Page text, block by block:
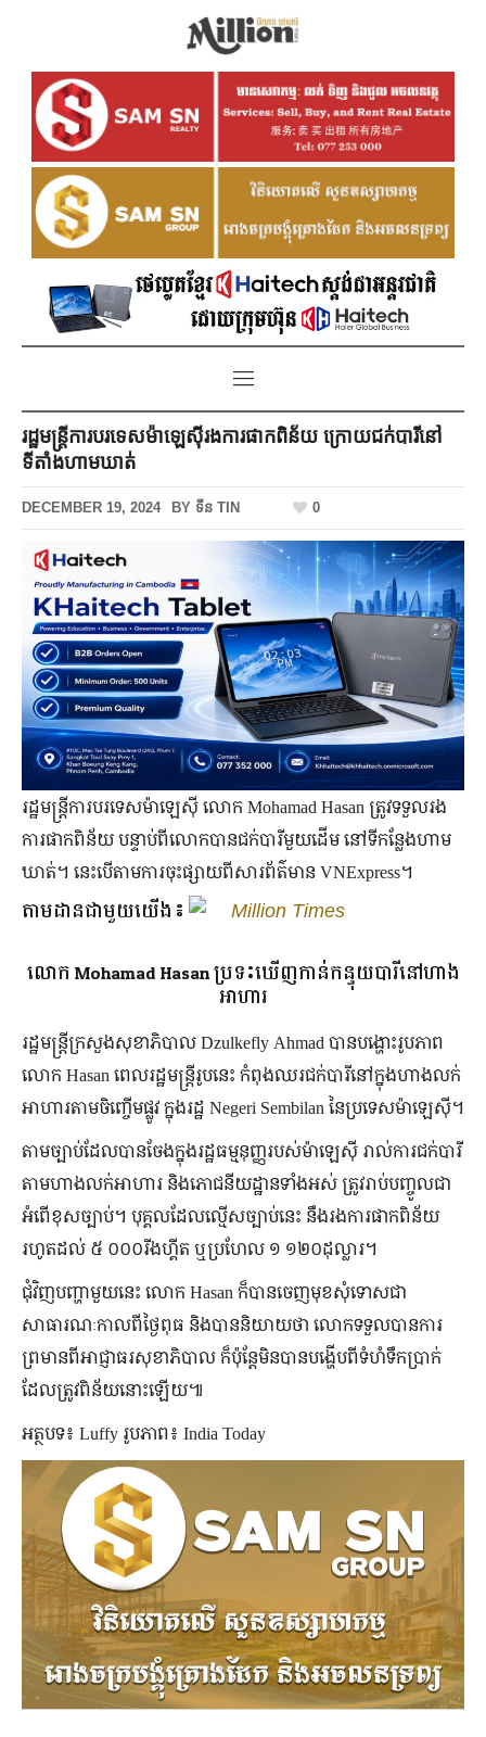
រដ្ឋមន្ត្រីការបរទេសម៉ាឡេស៊ីរងការផាកពិន័យ ក្រោយជក់បារីនៅ
ទីតាំងហាមឃាត់
DECEMBER 19, 2024 BY ទីន TIN 0
រដ្ឋមន្ត្រីការបរទេសម៉ាឡេស៊ី លោក Mohamad Hasan ត្រូវទទួលរង
ការផាកពិន័យ បន្ទាប់ពីលោកបានជក់បារីមួយដើម នៅទីកន្លែងហាម
ឃាត់។ នេះបើតាមការចុះផ្សាយពីសារព័ត៌មាន VNExpress។
តាមដានជាមួយយើង៖ Million Times
លោក Mohamad Hasan ប្រទះឃើញកាន់កន្ទុយបារីនៅហាង
អាហារ
រដ្ឋមន្ត្រីក្រសួងសុខាភិបាល Dzulkefly Ahmad បានបង្ហោះរូបភាព
លោក Hasan ពេលរដ្ឋមន្ត្រីរូបនេះ កំពុងឈរជក់បារីនៅក្នុងហាងលក់
អាហារតាមចិញ្ចើមផ្លូវ ក្នុងរដ្ឋ Negeri Sembilan នៃប្រទេសម៉ាឡេស៊ី។
តាមច្បាប់ដែលបានចែងក្នុងរដ្ឋធម្មនុញ្ញរបស់ម៉ាឡេស៊ី រាល់ការជក់បារី
តាមហាងលក់អាហារ និងភោជនីយដ្ឋានទាំងអស់ ត្រូវរាប់បញ្ចូលជា
អំពើខុសច្បាប់។ បុគ្គលដែលល្មើសច្បាប់នេះ នឹងរងការផាកពិន័យ
រហូតដល់ ៥ ០០០រីងហ្គីត ឬប្រហែល ១ ១២០ដុល្លារ។
ជុំវិញបញ្ហាមួយនេះ លោក Hasan ក៏បានចេញមុខសុំទោសជា
សាធារណៈកាលពីថ្ងៃពុធ និងបាននិយាយថា លោកទទួលបានការ
ព្រមានពីអាជ្ញាធរសុខាភិបាល ក៏ប៉ុន្តែមិនបានបង្ហើបពីទំហំទឹកប្រាក់
ដែលត្រូវពិន័យនោះឡើយ៕
អត្ថបទ៖ Luffy រូបភាព៖ India Today